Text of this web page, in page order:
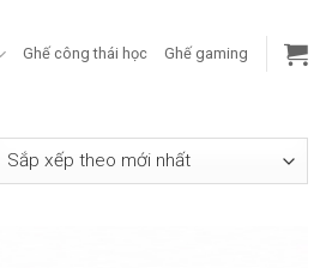
Ghế công thái học Ghế gaming